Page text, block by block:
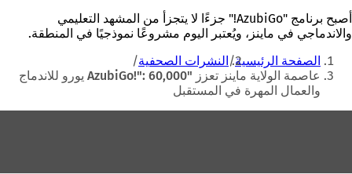
أصبح برنامج "AzubiGo!" جزءًا لا يتجزأ من المشهد التعليمي
والاندماجي في ماينز، ويُعتبر اليوم مشروعًا نموذجيًا في المنطقة.
أنت
هنا
الصفحة الرئيسية
النشرات الصحفية
عاصمة الولاية ماينز تعزز "AzubiGo!": 60,000 يورو للاندماج
والعمال المهرة في المستقبل